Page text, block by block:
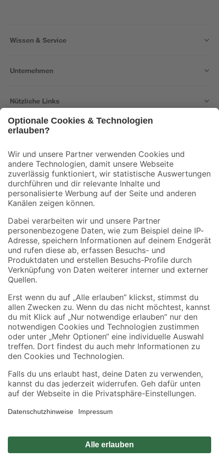
Wissen & Service
Unternehmen
Nützliche Links
Der toom Newsletter: Keine Angebote und Aktionen mehr verpassen!
Zur Newsletter Anmeldung
Folge uns
Zahlungsarten Versandarten
Sicher einkaufen
Jetzt die toom-App herunterladen
Alle Preisangaben in EUR inkl. gesetzl. MwSt.. Die dargestellten Angebote sind unter
Umständen nicht in allen Märkten verfügbar. Die angegebenen Verfügbarkeiten beziehen
Produkte nur solange der Vorrat reicht.
*Paketversand ab 59 € versandkostenfrei, gilt nicht für Artikel mit Speditionsversand, hier
Privatsphäre Impressum
Nutzungsbedingungen
Widerrufsrecht Vertrag widerrufen